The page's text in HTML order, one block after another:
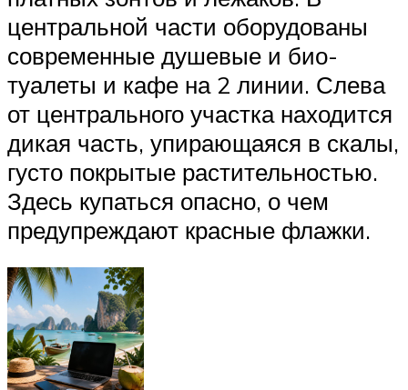
центральной части оборудованы
современные душевые и био-
туалеты и кафе на 2 линии. Слева
от центрального участка находится
дикая часть, упирающаяся в скалы,
густо покрытые растительностью.
Здесь купаться опасно, о чем
предупреждают красные флажки.